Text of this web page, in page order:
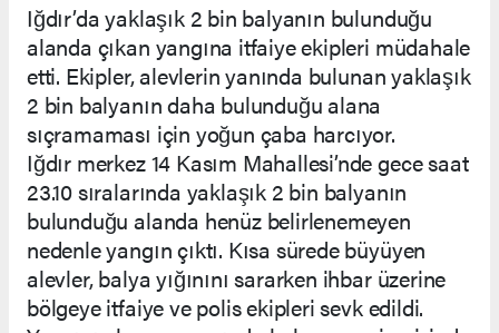
Iğdır’da yaklaşık 2 bin balyanın bulunduğu
alanda çıkan yangına itfaiye ekipleri müdahale
etti. Ekipler, alevlerin yanında bulunan yaklaşık
2 bin balyanın daha bulunduğu alana
sıçramaması için yoğun çaba harcıyor.
Iğdır merkez 14 Kasım Mahallesi’nde gece saat
23.10 sıralarında yaklaşık 2 bin balyanın
bulunduğu alanda henüz belirlenemeyen
nedenle yangın çıktı. Kısa sürede büyüyen
alevler, balya yığınını sararken ihbar üzerine
bölgeye itfaiye ve polis ekipleri sevk edildi.